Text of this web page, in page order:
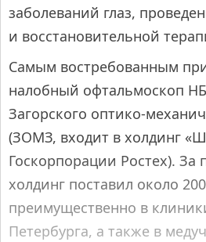
заболеваний глаз,
и восстановительной
Самым востребованным
налобный офтальмоскоп
Загорского оптико-
(ЗОМЗ, входит в холдинг
Госкорпорации Ростех). За
холдинг поставил около
преимущественно в
Петербурга, а также в